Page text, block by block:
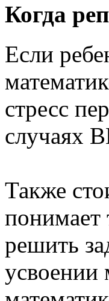
Когда
Если
стресс
случаях
Также
понимает
решить
усвоении